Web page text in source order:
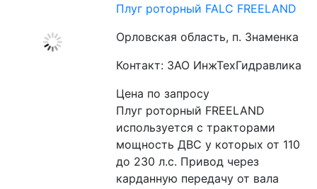
Плуг роторный FALC FREELAND
Орловская область, п. Знаменка
Контакт: ЗАО ИнжТехГидравлика
Цена по запросу
Плуг роторный FREELAND
используется с тракторами
мощность ДВС у которых от 110
до 230 л.с. Привод через
карданную передачу от вала